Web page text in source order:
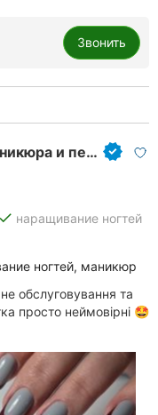
Звонить
Poiarkova nails studio, студия маникюра и педикюра
done наращивание ногтей
ногтей, маникюр
обслуговування та
просто неймовірні 🤩